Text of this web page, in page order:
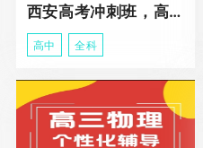
西安高考冲刺班，高三全科辅导
高中 全科